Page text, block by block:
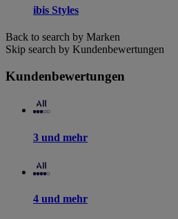
ibis Styles
Back to search by Marken
Skip search by Kundenbewertungen
Kundenbewertungen
3 und mehr
4 und mehr